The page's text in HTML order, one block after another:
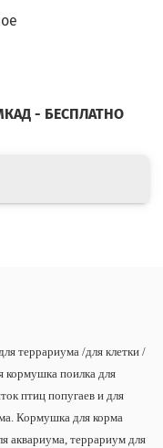
- БЕСПЛАТНО
террариума /для клетки /
кормушка поилка для
птиц попугаев и для
Кормушка для корма
аквариума, террариум для